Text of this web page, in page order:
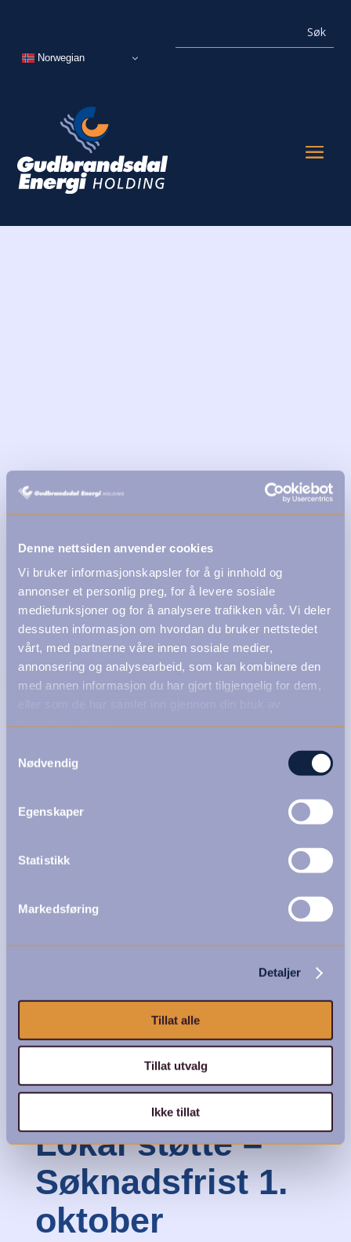
Denne nettsiden anvender cookies
Vi bruker informasjonskapsler for å gi innhold og
annonser et personlig preg, for å levere sosiale
mediefunksjoner og for å analysere trafikken vår. Vi deler
dessuten informasjon om hvordan du bruker nettstedet
vårt, med partnerne våre innen sosiale medier,
annonsering og analysearbeid, som kan kombinere den
med annen informasjon du har gjort tilgjengelig for dem,
Nødvendig
Egenskaper
Statistikk
Markedsføring
Detaljer
Tillat alle
Tillat utvalg
Ikke tillat
Norwegian
Foto: Anne M. Steine
Lokal støtte –
Søknadsfrist 1.
oktober